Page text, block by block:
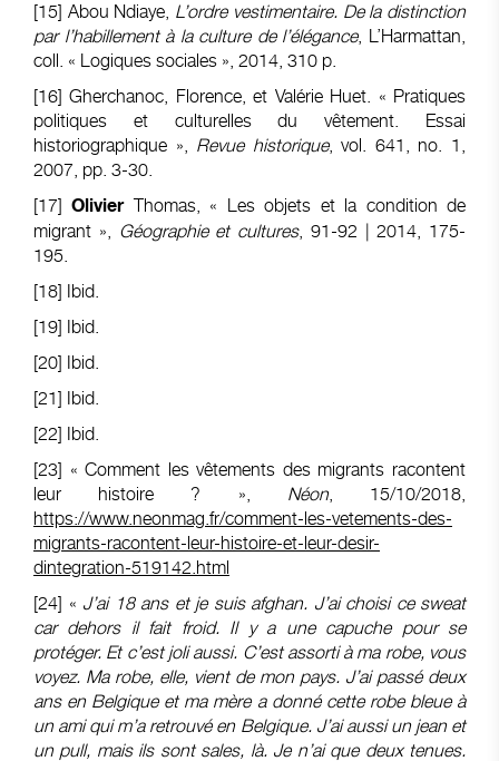
[15] Abou Ndiaye, L’ordre vestimentaire. De la distinction
par l’habillement à la culture de l’élégance, L’Harmattan,
coll. « Logiques sociales », 2014, 310 p.
[16] Gherchanoc, Florence, et Valérie Huet. « Pratiques
politiques et culturelles du vêtement. Essai
historiographique », Revue historique, vol. 641, no. 1,
2007, pp. 3-30.
[17]
Olivier Thomas, « Les objets et la condition de
migrant », Géographie et cultures, 91-92 | 2014, 175-
195.
[18] Ibid.
[19] Ibid.
[20] Ibid.
[21] Ibid.
[22] Ibid.
[23] « Comment les vêtements des migrants racontent
leur histoire ? », Néon, 15/10/2018,
https://www.neonmag.fr/comment-les-vetements-des-
migrants-racontent-leur-histoire-et-leur-desir-
dintegration-519142.html
[24] « J’ai 18 ans et je suis afghan. J’ai choisi ce sweat
car dehors il fait froid. Il y a une capuche pour se
protéger. Et c’est joli aussi. C’est assorti à ma robe, vous
voyez. Ma robe, elle, vient de mon pays. J’ai passé deux
ans en Belgique et ma mère a donné cette robe bleue à
un ami qui m’a retrouvé en Belgique. J’ai aussi un jean et
un pull, mais ils sont sales, là. Je n’ai que deux tenues.